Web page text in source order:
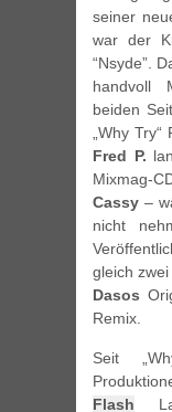
seiner
war der
“Nsyde”.
handvoll
beiden
„Why
Fred P.
Mixmag-
Cassy–
nicht
gleich
Dasos
Remix.
Seit
Flash